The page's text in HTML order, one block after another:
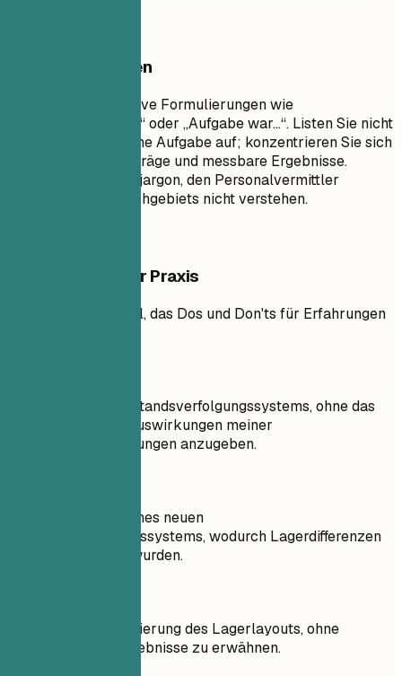
Besser vermeiden
Vermeiden Sie passive Formulierungen wie
„Verantwortlich für...“ oder „Aufgabe war...“. Listen Sie nicht
jede einzelne tägliche Aufgabe auf; konzentrieren Sie sich
auf bedeutende Beiträge und messbare Ergebnisse.
Vermeiden Sie Fachjargon, den Personalvermittler
außerhalb Ihres Fachgebiets nicht verstehen.
Beispiele aus der Praxis
Praktisches Beispiel, das Dos und Don'ts für Erfahrungen
Verwaltung des Bestandsverfolgungssystems, ohne das
Ergebnis oder die Auswirkungen meiner
Verwaltungsbemühungen anzugeben.
Implementierung eines neuen
Bestandsverfolgungssystems, wodurch Lagerdifferenzen
um 75 % reduziert wurden.
Arbeit an der Optimierung des Lagerlayouts, ohne
quantifizierbare Ergebnisse zu erwähnen.